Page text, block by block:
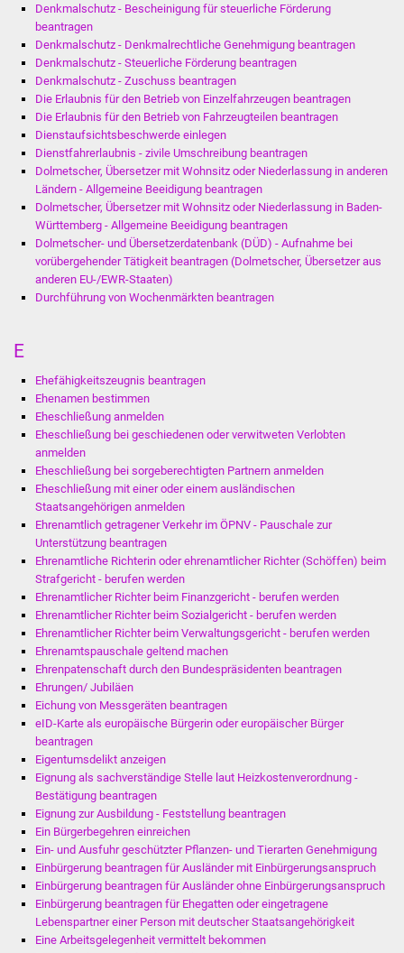
Denkmalschutz - Bescheinigung für steuerliche Förderung
beantragen
Denkmalschutz - Denkmalrechtliche Genehmigung beantragen
Denkmalschutz - Steuerliche Förderung beantragen
Denkmalschutz - Zuschuss beantragen
Die Erlaubnis für den Betrieb von Einzelfahrzeugen beantragen
Die Erlaubnis für den Betrieb von Fahrzeugteilen beantragen
Dienstaufsichtsbeschwerde einlegen
Dienstfahrerlaubnis - zivile Umschreibung beantragen
Dolmetscher, Übersetzer mit Wohnsitz oder Niederlassung in anderen
Ländern - Allgemeine Beeidigung beantragen
Dolmetscher, Übersetzer mit Wohnsitz oder Niederlassung in Baden-
Württemberg - Allgemeine Beeidigung beantragen
Dolmetscher- und Übersetzerdatenbank (DÜD) - Aufnahme bei
vorübergehender Tätigkeit beantragen (Dolmetscher, Übersetzer aus
anderen EU-/EWR-Staaten)
Durchführung von Wochenmärkten beantragen
E
Ehefähigkeitszeugnis beantragen
Ehenamen bestimmen
Eheschließung anmelden
Eheschließung bei geschiedenen oder verwitweten Verlobten
anmelden
Eheschließung bei sorgeberechtigten Partnern anmelden
Eheschließung mit einer oder einem ausländischen
Staatsangehörigen anmelden
Ehrenamtlich getragener Verkehr im ÖPNV - Pauschale zur
Unterstützung beantragen
Ehrenamtliche Richterin oder ehrenamtlicher Richter (Schöffen) beim
Strafgericht - berufen werden
Ehrenamtlicher Richter beim Finanzgericht - berufen werden
Ehrenamtlicher Richter beim Sozialgericht - berufen werden
Ehrenamtlicher Richter beim Verwaltungsgericht - berufen werden
Ehrenamtspauschale geltend machen
Ehrenpatenschaft durch den Bundespräsidenten beantragen
Ehrungen/ Jubiläen
Eichung von Messgeräten beantragen
eID-Karte als europäische Bürgerin oder europäischer Bürger
beantragen
Eigentumsdelikt anzeigen
Eignung als sachverständige Stelle laut Heizkostenverordnung -
Bestätigung beantragen
Eignung zur Ausbildung - Feststellung beantragen
Ein Bürgerbegehren einreichen
Ein- und Ausfuhr geschützter Pflanzen- und Tierarten Genehmigung
Einbürgerung beantragen für Ausländer mit Einbürgerungsanspruch
Einbürgerung beantragen für Ausländer ohne Einbürgerungsanspruch
Einbürgerung beantragen für Ehegatten oder eingetragene
Lebenspartner einer Person mit deutscher Staatsangehörigkeit
Eine Arbeitsgelegenheit vermittelt bekommen